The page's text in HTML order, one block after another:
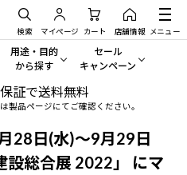
検索 マイページ カート 店舗情報 メニュー
べてみる
用途・目的
から探す
一般向けパソコン
ゲーミングPC・ゲーム向けパソコン
セール
キャンペーン
セール・キャンペー
期間限定セール
人気モデルが期間限定・お
証で送料無料
製品ページにてご確認ください。
28日(水)～9月29日
総合展 2022」 にマ